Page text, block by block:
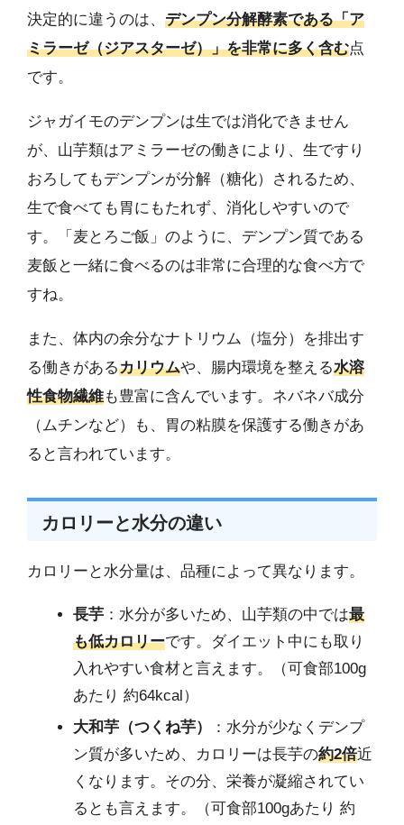
決定的に違うのは、 デンプン分解酵素である「ア
ミラーゼ（ジアスターゼ）」を非常に多く含む点
です。
ジャガイモのデンプンは生では消化できません
が、山芋類はアミラーゼの働きにより、生ですり
おろしてもデンプンが分解（糖化）されるため、
生で食べても胃にもたれず、消化しやすいので
す。「麦とろご飯」のように、デンプン質である
麦飯と一緒に食べるのは非常に合理的な食べ方で
すね。
また、体内の余分なナトリウム（塩分）を排出す
る働きがあるカリウムや、腸内環境を整える水溶
性食物繊維も豊富に含んでいます。ネバネバ成分
（ムチンなど）も、胃の粘膜を保護する働きがあ
ると言われています。
カロリーと水分の違い
カロリーと水分量は、品種によって異なります。
長芋 ：水分が多いため、山芋類の中では最
も低カロリーです。ダイエット中にも取り
入れやすい食材と言えます。（可食部100g
あたり 約64kcal）
大和芋（つくね芋）
：水分が少なくデンプ
ン質が多いため、カロリーは長芋の約2倍近
くなります。その分、栄養が凝縮されてい
るとも言えます。（可食部100gあたり 約